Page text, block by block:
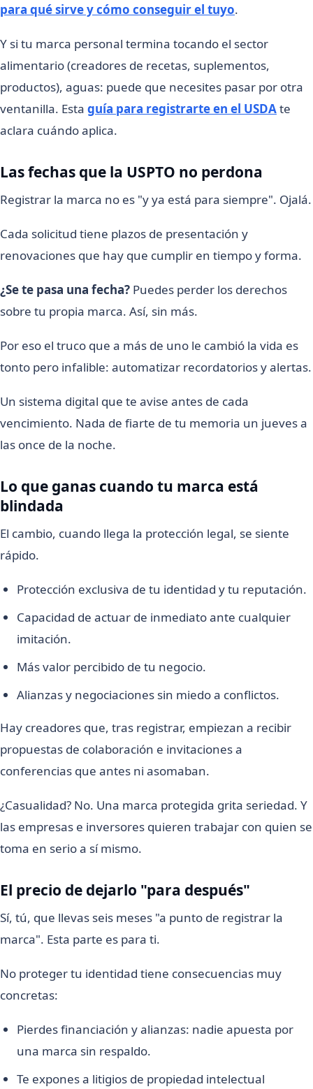
para qué sirve y cómo conseguir el tuyo.
Y si tu marca personal termina tocando el sector
alimentario (creadores de recetas, suplementos,
productos), aguas: puede que necesites pasar por otra
ventanilla. Esta guía para registrarte en el USDAte
aclara cuándo aplica.
Las fechas que la USPTO no perdona
Registrar la marca no es "y ya está para siempre". Ojalá.
Cada solicitud tiene plazos de presentación y
renovaciones que hay que cumplir en tiempo y forma.
¿Se te pasa una fecha? Puedes perder los derechos
sobre tu propia marca. Así, sin más.
Por eso el truco que a más de uno le cambió la vida es
tonto pero infalible: automatizar recordatorios y alertas.
Un sistema digital que te avise antes de cada
vencimiento. Nada de fiarte de tu memoria un jueves a
las once de la noche.
Lo que ganas cuando tu marca está
blindada
El cambio, cuando llega la protección legal, se siente
rápido.
Protección exclusiva de tu identidad y tu reputación.
Capacidad de actuar de inmediato ante cualquier
imitación.
Más valor percibido de tu negocio.
Alianzas y negociaciones sin miedo a conflictos.
Hay creadores que, tras registrar, empiezan a recibir
propuestas de colaboración e invitaciones a
conferencias que antes ni asomaban.
¿Casualidad? No. Una marca protegida grita seriedad. Y
las empresas e inversores quieren trabajar con quien se
toma en serio a sí mismo.
El precio de dejarlo "para después"
Sí, tú, que llevas seis meses "a punto de registrar la
marca". Esta parte es para ti.
No proteger tu identidad tiene consecuencias muy
concretas:
Pierdes financiación y alianzas: nadie apuesta por
una marca sin respaldo.
Te expones a litigios de propiedad intelectual